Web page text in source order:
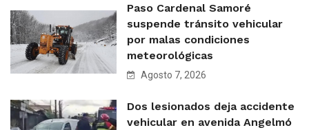
Paso Cardenal Samoré
suspende tránsito vehicular
por malas condiciones
meteorológicas
Agosto 7, 2026
Dos lesionados deja accidente
vehicular en avenida Angelmó